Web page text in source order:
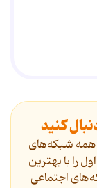
کنید
همه شبکه‌های
را با بهترین
اجتماعی